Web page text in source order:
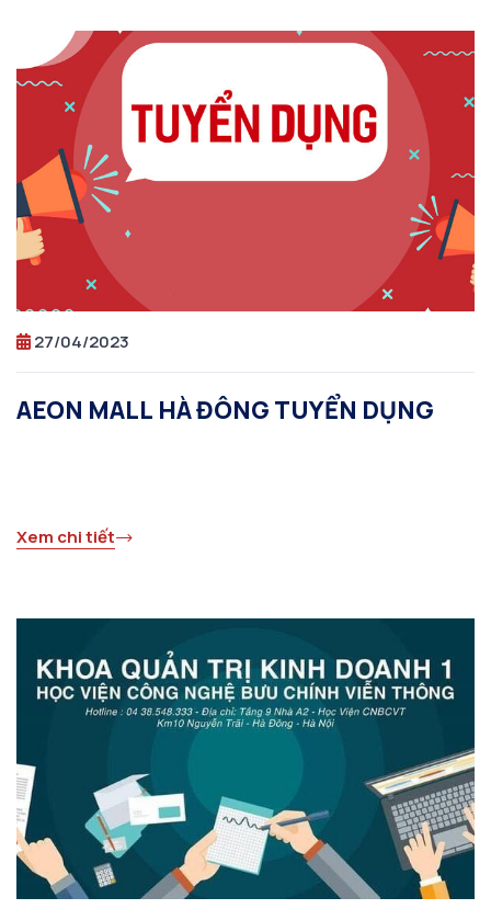
27/04/2023
AEON MALL HÀ ĐÔNG TUYỂN DỤNG
Xem chi tiết